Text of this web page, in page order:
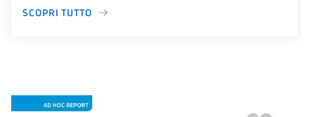
SCOPRI TUTTO